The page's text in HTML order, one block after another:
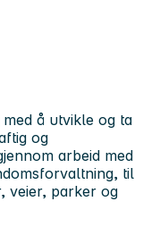
å utvikle og ta
og
arbeid med
til
veier, parker og